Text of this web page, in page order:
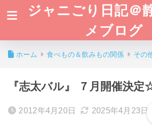
ジャニごり日記＠
メブログ
ホーム 食べもの＆飲みもの関係 その
『志太バル』 ７月開催決定
2012年4月20日 2025年4月23日